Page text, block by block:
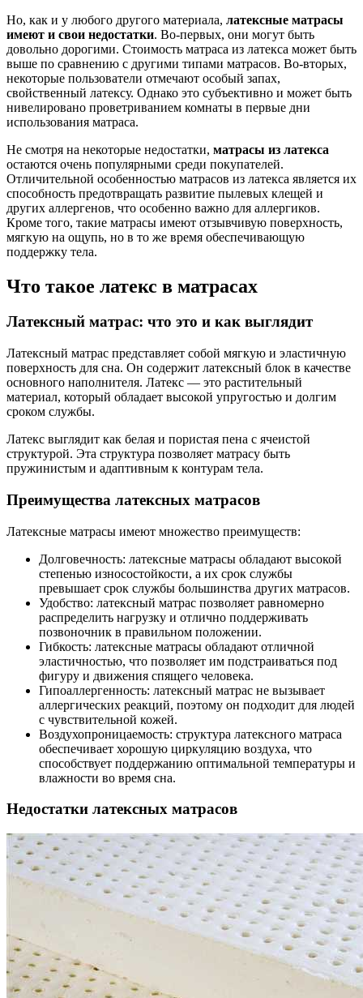
Но, как и у любого другого материала, латексные матрасы
имеют и свои недостатки. Во-первых, они могут быть
довольно дорогими. Стоимость матраса из латекса может быть
выше по сравнению с другими типами матрасов. Во-вторых,
некоторые пользователи отмечают особый запах,
свойственный латексу. Однако это субъективно и может быть
нивелировано проветриванием комнаты в первые дни
использования матраса.
Не смотря на некоторые недостатки, матрасы из латекса
остаются очень популярными среди покупателей.
Отличительной особенностью матрасов из латекса является их
способность предотвращать развитие пылевых клещей и
других аллергенов, что особенно важно для аллергиков.
Кроме того, такие матрасы имеют отзывчивую поверхность,
мягкую на ощупь, но в то же время обеспечивающую
поддержку тела.
Что такое латекс в матрасах
Латексный матрас: что это и как выглядит
Латексный матрас представляет собой мягкую и эластичную
поверхность для сна. Он содержит латексный блок в качестве
основного наполнителя. Латекс — это растительный
материал, который обладает высокой упругостью и долгим
сроком службы.
Латекс выглядит как белая и пористая пена с ячеистой
структурой. Эта структура позволяет матрасу быть
пружинистым и адаптивным к контурам тела.
Преимущества латексных матрасов
Латексные матрасы имеют множество преимуществ:
Долговечность: латексные матрасы обладают высокой
степенью износостойкости, а их срок службы
превышает срок службы большинства других матрасов.
Удобство: латексный матрас позволяет равномерно
распределить нагрузку и отлично поддерживать
позвоночник в правильном положении.
Гибкость: латексные матрасы обладают отличной
эластичностью, что позволяет им подстраиваться под
фигуру и движения спящего человека.
Гипоаллергенность: латексный матрас не вызывает
аллергических реакций, поэтому он подходит для людей
с чувствительной кожей.
Воздухопроницаемость: структура латексного матраса
обеспечивает хорошую циркуляцию воздуха, что
способствует поддержанию оптимальной температуры и
влажности во время сна.
Недостатки латексных матрасов